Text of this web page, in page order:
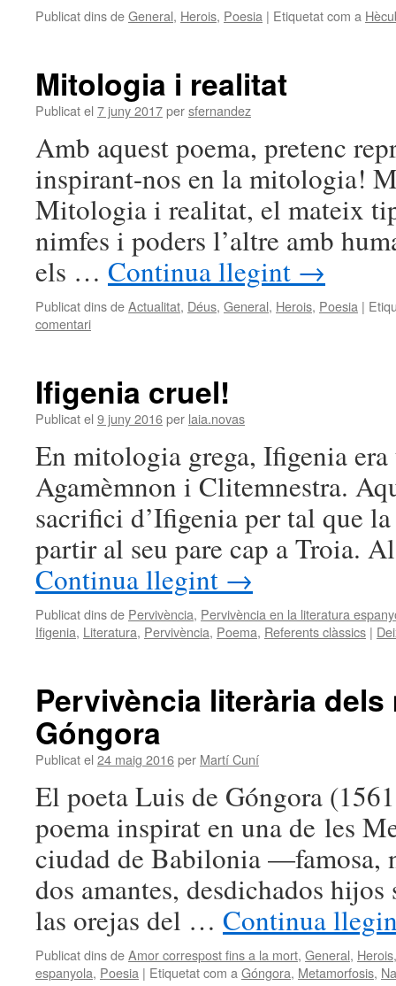
Publicat dins deGeneral, Herois, Poesia | Etiquetat com a
Mitologia i realitat
Publicat el 7 juny 2017persfernandez
Amb aquest poema, pretenc
inspirant-nos en la mitologia!
Mitologia i realitat, el mateix
nimfes i poders l’altre amb
els … Continua llegint →
Publicat dins deActualitat, Déus, General, Herois, Poesia |
comentari
Ifigenia cruel!
Publicat el 9 juny 2016per laia.novas
En mitologia grega, Ifigenia
Agamèmnon i Clitemnestra.
sacrifici d’Ifigenia per tal que
partir al seu pare cap a Troia.
Continua llegint →
Publicat dins de Pervivència, Pervivència en la literatura
Ifigenia, Literatura, Pervivència, Poema, Referents clàssics |
Pervivència literària
Góngora
Publicat el 24 maig 2016per Martí Cuní
El poeta Luis de Góngora
poema inspirat en una de les
ciudad de Babilonia —famosa,
dos amantes, desdichados
las orejas del … Continua
Publicat dins deAmor correspost fins a la mort, General, Herois
espanyola, Poesia | Etiquetat com a Góngora, Metamorfosis,